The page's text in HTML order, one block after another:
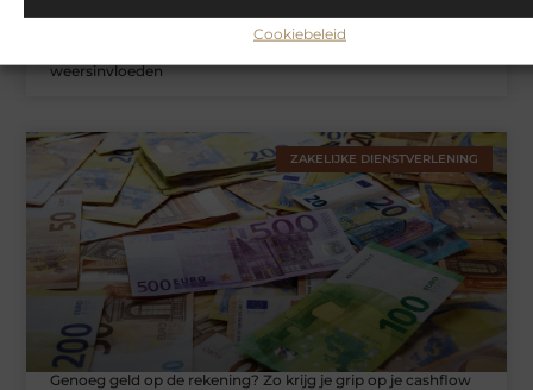
Cookiebeleid
weersinvloeden
ZAKELIJKE DIENSTVERLENING
Genoeg geld op de rekening? Zo krijg je grip op je cashflow